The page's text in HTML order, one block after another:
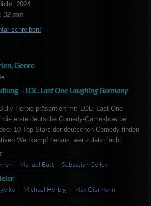
2024
32 min
schreiben!
Genre
– LOL: Last One Laughing Germany
Herbig präsentiert mit 'LOL: Last One
die erste deutsche Comedy-Gameshow bei
10 Top-Stars der deutschen Comedy finden
Wettkampf heraus, wer zuletzt lacht.
Manuel Butt Sebastian Colley
Michael Herbig Max Giermann